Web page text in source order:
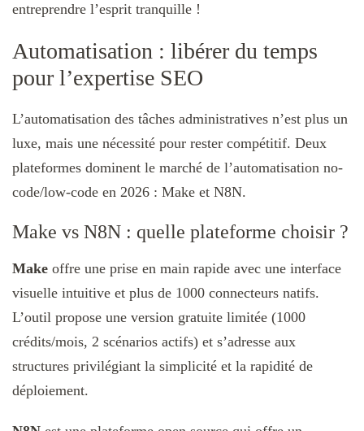
entreprendre l’esprit tranquille !
Automatisation : libérer du temps
pour l’expertise SEO
L’automatisation des tâches administratives n’est plus un
luxe, mais une nécessité pour rester compétitif. Deux
plateformes dominent le marché de l’automatisation no-
code/low-code en 2026 : Make et N8N.
Make vs N8N : quelle plateforme choisir ?
Make offre une prise en main rapide avec une interface
visuelle intuitive et plus de 1000 connecteurs natifs.
L’outil propose une version gratuite limitée (1000
crédits/mois, 2 scénarios actifs) et s’adresse aux
structures privilégiant la simplicité et la rapidité de
déploiement.​